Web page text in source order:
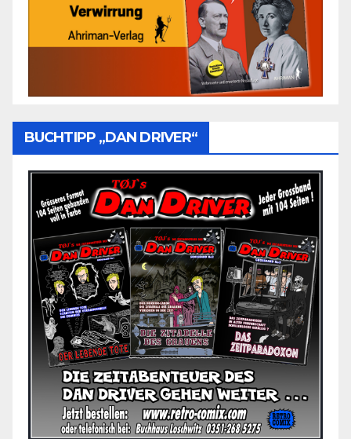
BUCHTIPP „DAN DRIVER“